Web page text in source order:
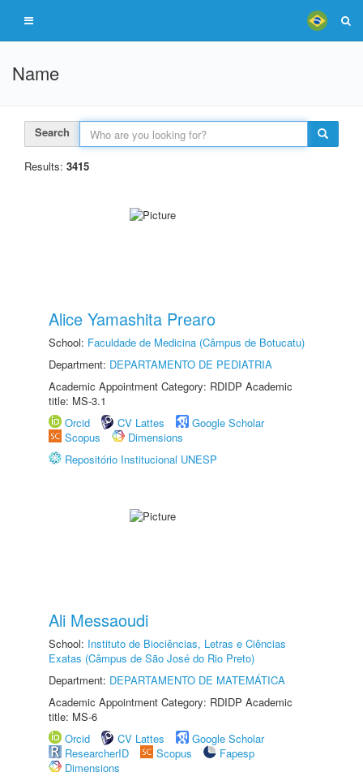
Name
Search
Results: 3415
Alice Yamashita Prearo
School: Faculdade de Medicina (Câmpus de Botucatu)
Department: DEPARTAMENTO DE PEDIATRIA
Academic Appointment Category: RDIDP Academic
title: MS-3.1
Orcid
CV Lattes
Google Scholar
Scopus
Dimensions
Repositório Institucional UNESP
Ali Messaoudi
School: Instituto de Biociências, Letras e Ciências
Exatas (Câmpus de São José do Rio Preto)
Department: DEPARTAMENTO DE MATEMÁTICA
Academic Appointment Category: RDIDP Academic
title: MS-6
Orcid
CV Lattes
Google Scholar
ResearcherID
Scopus
Fapesp
Dimensions